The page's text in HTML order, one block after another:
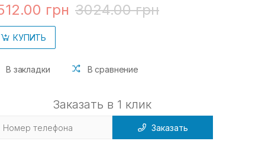
грн 3024.00 грн
КУПИТЬ
В закладки В сравнение
Заказать в 1 клик
Заказать